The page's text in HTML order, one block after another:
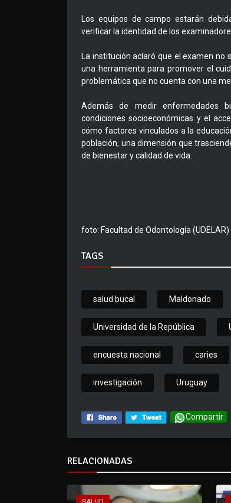
Los equipos de campo estarán
verificar la identidad de los
La institución aclaró que el examen no
una herramienta para promover el
problemática que no cuenta con una
Además de medir enfermedades
condiciones socioeconómicas y el
cómo factores vinculados a la
población, una dimensión que
de bienestar y calidad de vida.
foto: Facultad de Odontología (UDELAR)
TAGS
salud bucal Maldonado
Universidad de la República
encuesta nacional caries
investigación Uruguay
Compartir
RELACIONADAS